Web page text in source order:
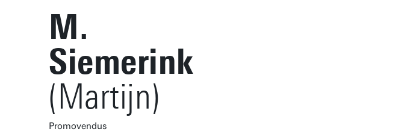
M.
Siemerink
(Martijn)
Promovendus